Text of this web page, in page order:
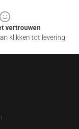
vertrouwen
klikken tot levering